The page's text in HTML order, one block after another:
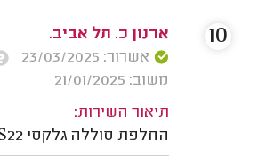
ארנון כ. תל אביב.
אשרור: 23/03/2025
משוב: 21/01/2025
תיאור השירות:
החלפת סוללה גלקסי S22 אולטרה.
10